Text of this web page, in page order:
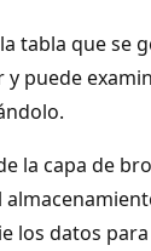
tabla que se
puede
la capa de
los datos